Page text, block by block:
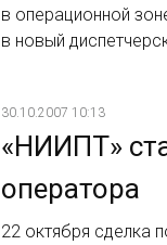
в операционной
в новый
30.10.2007 10:13
«НИИПТ»
оператора
22 октября сделка